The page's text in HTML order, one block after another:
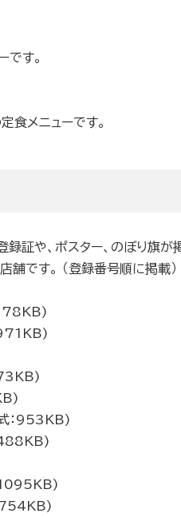
す。
メニューです。
録証や、ポスター、のぼり旗
です。 （登録番号順に掲載）
：953KB)
1095KB)
754KB)